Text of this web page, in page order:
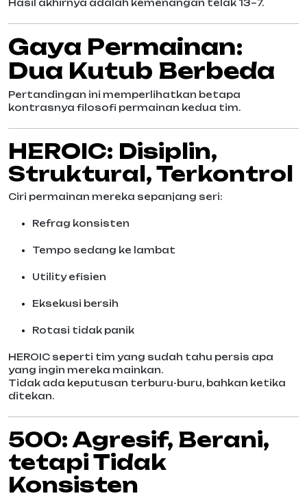
Hasil akhirnya adalah kemenangan telak 13–7.
Gaya Permainan:
Dua Kutub Berbeda
Pertandingan ini memperlihatkan betapa
kontrasnya filosofi permainan kedua tim.
HEROIC: Disiplin,
Struktural, Terkontrol
Ciri permainan mereka sepanjang seri:
Refrag konsisten
Tempo sedang ke lambat
Utility efisien
Eksekusi bersih
Rotasi tidak panik
HEROIC seperti tim yang sudah tahu persis apa
yang ingin mereka mainkan.
Tidak ada keputusan terburu-buru, bahkan ketika
ditekan.
500: Agresif, Berani,
tetapi Tidak
Konsisten